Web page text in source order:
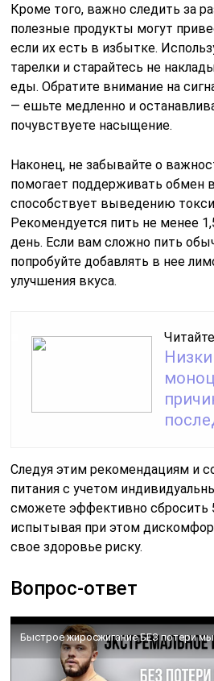
Кроме того, важно следить за
полезные продукты могут
если их есть в избытке.
тарелки и старайтесь не
еды. Обратите внимание на
— ешьте медленно и
почувствуете насыщение.
Наконец, не забывайте о
помогает поддерживать обмен
способствует выведению
Рекомендуется пить не менее
день. Если вам сложно пить
попробуйте добавлять в нее
улучшения вкуса.
Следуя этим рекомендациям и
питания с учетом
сможете эффективно сбросить
испытывая при этом
свое здоровье риску.
Вопрос-ответ